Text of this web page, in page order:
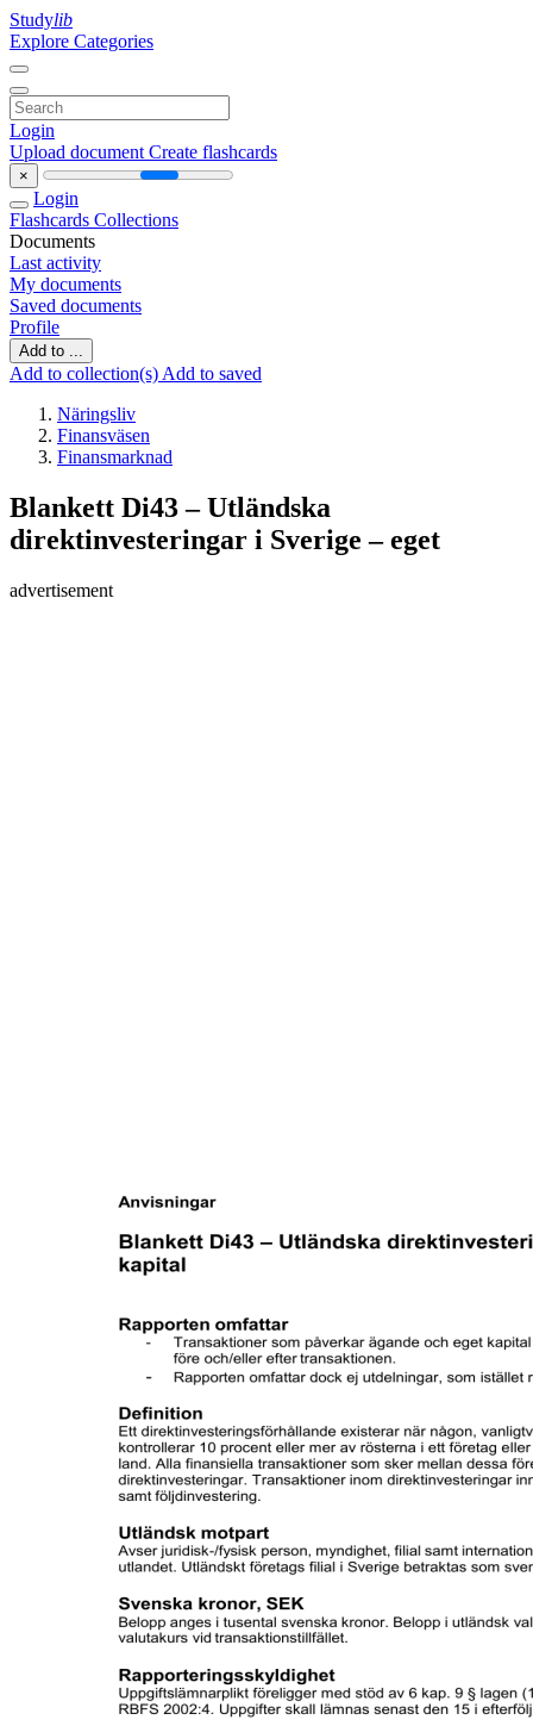
Studylib
Explore Categories
Login
Upload document Create flashcards
×
Login
Flashcards Collections
Documents
Last activity
My documents
Saved documents
Profile
Add to ...
Add to collection(s) Add to saved
Näringsliv
Finansväsen
Finansmarknad
Blankett Di43 – Utländska
direktinvesteringar i Sverige – eget
advertisement